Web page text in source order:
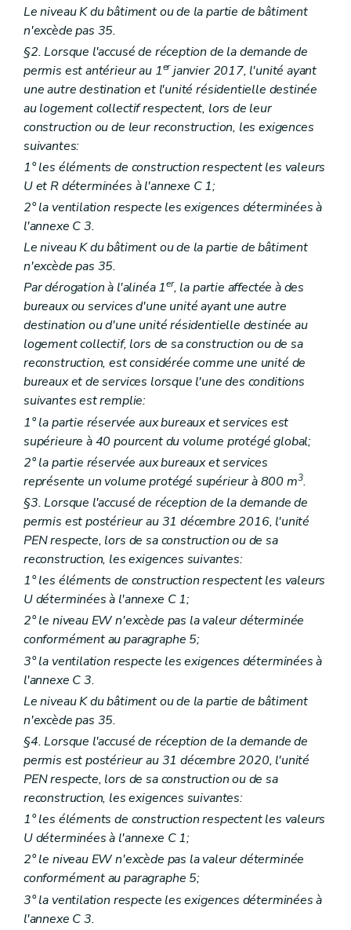
Le niveau K du bâtiment ou de la partie de bâtiment
n'excède pas 35.
§2. Lorsque l'accusé de réception de la demande de
permis est antérieur au 1erjanvier 2017, l'unité ayant
une autre destination et l'unité résidentielle destinée
au logement collectif respectent, lors de leur
construction ou de leur reconstruction, les exigences
suivantes:
1° les éléments de construction respectent les valeurs
U et R déterminées à l'annexe C 1;
2° la ventilation respecte les exigences déterminées à
l'annexe C 3.
Le niveau K du bâtiment ou de la partie de bâtiment
n'excède pas 35.
Par dérogation à l'alinéa 1er, la partie affectée à des
bureaux ou services d'une unité ayant une autre
destination ou d'une unité résidentielle destinée au
logement collectif, lors de sa construction ou de sa
reconstruction, est considérée comme une unité de
bureaux et de services lorsque l'une des conditions
suivantes est remplie:
1° la partie réservée aux bureaux et services est
supérieure à 40 pourcent du volume protégé global;
2° la partie réservée aux bureaux et services
représente un volume protégé supérieur à 800 m3.
§3. Lorsque l'accusé de réception de la demande de
permis est postérieur au 31 décembre 2016, l'unité
PEN respecte, lors de sa construction ou de sa
reconstruction, les exigences suivantes:
1° les éléments de construction respectent les valeurs
U déterminées à l'annexe C 1;
2° le niveau EW n'excède pas la valeur déterminée
conformément au paragraphe 5;
3° la ventilation respecte les exigences déterminées à
l'annexe C 3.
Le niveau K du bâtiment ou de la partie de bâtiment
n'excède pas 35.
§4. Lorsque l'accusé de réception de la demande de
permis est postérieur au 31 décembre 2020, l'unité
PEN respecte, lors de sa construction ou de sa
reconstruction, les exigences suivantes:
1° les éléments de construction respectent les valeurs
U déterminées à l'annexe C 1;
2° le niveau EW n'excède pas la valeur déterminée
conformément au paragraphe 5;
3° la ventilation respecte les exigences déterminées à
l'annexe C 3.